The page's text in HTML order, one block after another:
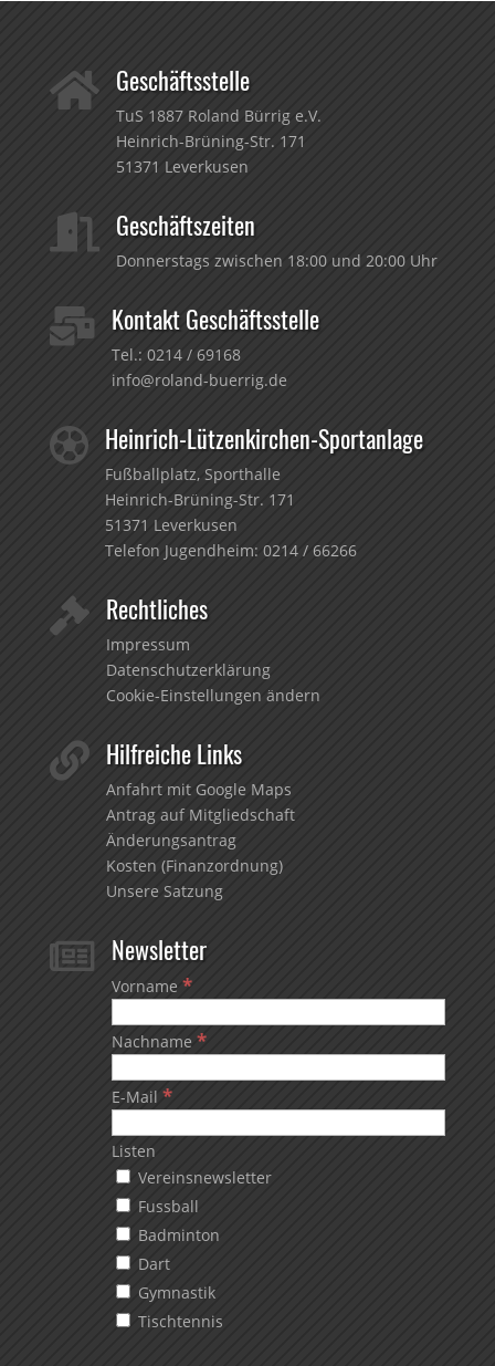
 Geschäftsstelle
TuS 1887 Roland Bürrig e.V.
Heinrich-Brüning-Str. 171
51371 Leverkusen
 Geschäftszeiten
Donnerstags zwischen 18:00 und 20:00 Uhr
 Kontakt Geschäftsstelle
Tel.: 0214 / 69168
info@roland-buerrig.de
 Heinrich-Lützenkirchen-Sportanlage
Fußballplatz, Sporthalle
Heinrich-Brüning-Str. 171
51371 Leverkusen
Telefon Jugendheim: 0214 / 66266
 Rechtliches
Impressum
Datenschutzerklärung
Cookie-Einstellungen ändern
 Hilfreiche Links
Anfahrt mit Google Maps
Antrag auf Mitgliedschaft
Änderungsantrag
Kosten (Finanzordnung)
Unsere Satzung
 Newsletter
Vorname *
Nachname *
E-Mail *
Listen
Vereinsnewsletter
Fussball
Badminton
Dart
Gymnastik
Tischtennis